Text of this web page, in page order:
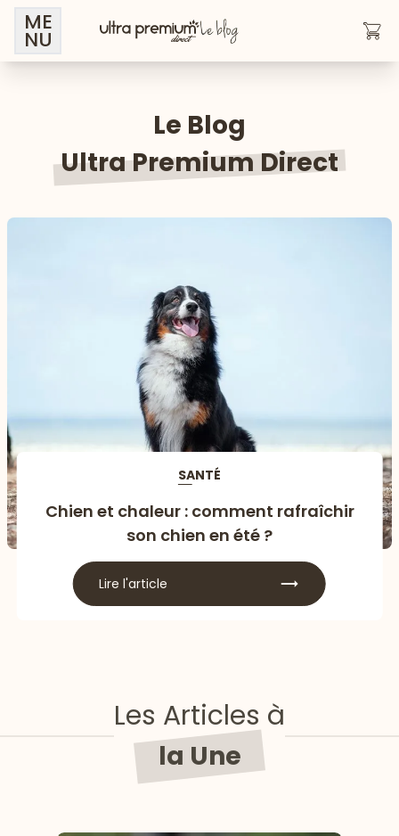
ME
NU
Le Blog
Ultra Premium Direct
SANTÉ
Chien et chaleur : comment rafraîchir
son chien en été ?
Lire l'article
Les Articles à
la Une